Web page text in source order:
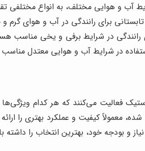
آب و هوایی مختلف، به انواع
برای رانندگی در آب و هوای
در شرایط برفی و یخی مناسب
در شرایط آب و هوایی معتدل
فعالیت می‌کنند که هر کدام
معمولاً کیفیت و عملکرد بهتری را
و بودجه خود، بهترین انتخاب را داشته